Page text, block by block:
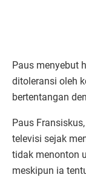
Paus menyebut
ditoleransi oleh
bertentangan
Paus
televisi sejak
tidak menonton
meskipun ia